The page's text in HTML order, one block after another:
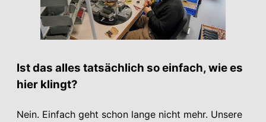
Ist das alles tatsächlich so einfach, wie es
hier klingt?
Nein. Einfach geht schon lange nicht mehr. Unsere